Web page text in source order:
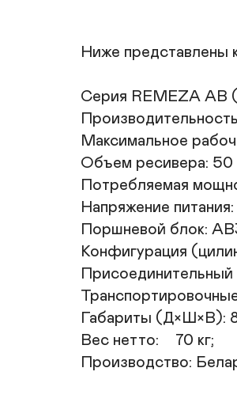
Ниже представлены
Серия REMEZA AB
Максимальное
Объем ресивера: 50
Потребляемая
Напряжение
Поршневой блок:
Конфигурация
Присоединительный
Транспортировочные колёса:	в
Габариты (Д×Ш×В):
Вес нетто:	70 кг;
Производство: